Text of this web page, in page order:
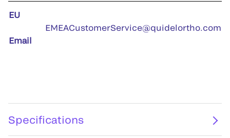
EU
Email
EMEACustomerService@quidelortho.com
Specifications